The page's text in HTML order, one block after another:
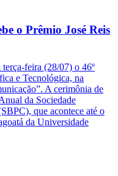
o Prêmio José Reis
feira (28/07) o 46º
e Tecnológica, na
A cerimônia de
da Sociedade
que acontece até o
da Universidade